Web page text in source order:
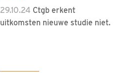
29.10.24 Ctgb erkent
uitkomsten nieuwe studie niet.